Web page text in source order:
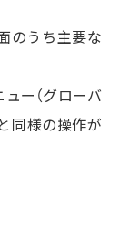
のうち主要な
ー（グローバ
同様の操作が